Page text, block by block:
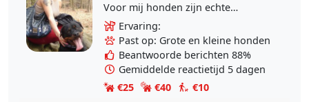
Voor mij honden zijn echte
vrienden. Ervaring 16 jaar met mijn
honden. Ik heb in mijn leven 3
honden gehad.
Ervaring:
Past op: Grote en kleine honden
Beantwoorde berichten 88%
Gemiddelde reactietijd 5 dagen
€25
€40
€10